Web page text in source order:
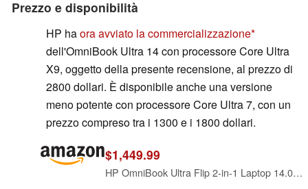
Prezzo e disponibilità
HP haora avviato la commercializzazione
dell'OmniBook Ultra 14 con processore Core Ultra
X9, oggetto della presente recensione, al prezzo di
2800 dollari. È disponibile anche una versione
meno potente con processore Core Ultra 7, con un
prezzo compreso tra i 1300 e i 1800 dollari.
$1,449.99
HP OmniBook Ultra Flip 2-in-1 Laptop 14.0" Touchscreen 2.8K Display